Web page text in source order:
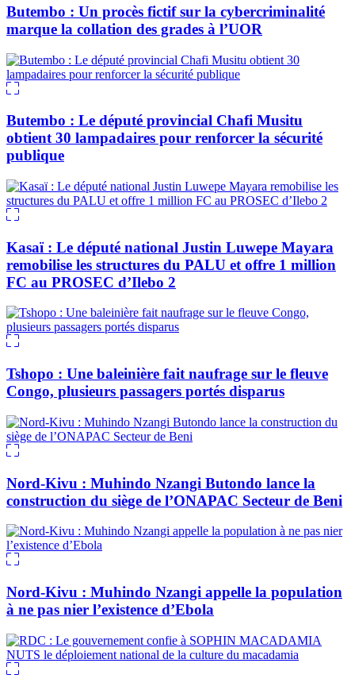
Butembo : Un procès fictif sur la cybercriminalité
marque la collation des grades à l’UOR
Butembo : Le député provincial Chafi Musitu
obtient 30 lampadaires pour renforcer la sécurité
publique
Kasaï : Le député national Justin Luwepe Mayara
remobilise les structures du PALU et offre 1 million
FC au PROSEC d’Ilebo 2
Tshopo : Une baleinière fait naufrage sur le fleuve
Congo, plusieurs passagers portés disparus
Nord-Kivu : Muhindo Nzangi Butondo lance la
construction du siège de l’ONAPAC Secteur de Beni
Nord-Kivu : Muhindo Nzangi appelle la population
à ne pas nier l’existence d’Ebola